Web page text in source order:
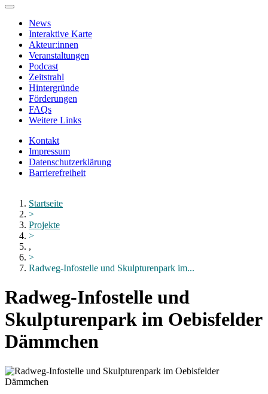
Zum
Hauptinhalt
springen
News
Interaktive Karte
Akteur:innen
Veranstaltungen
Podcast
Zeitstrahl
Hintergründe
Förderungen
FAQs
Weitere Links
Kontakt
Impressum
Datenschutzerklärung
Barrierefreiheit
schließenStartseite
>
Projekte
>
,
>
Radweg-Infostelle und Skulpturenpark im...
Radweg-Infostelle und
Skulpturenpark im Oebisfelder
Dämmchen